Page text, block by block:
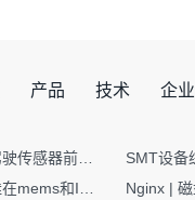
产品 技术 企业